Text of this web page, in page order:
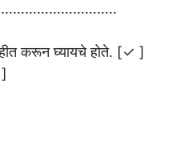
……………………………..
करून घ्यायचे होते. [✓ ]